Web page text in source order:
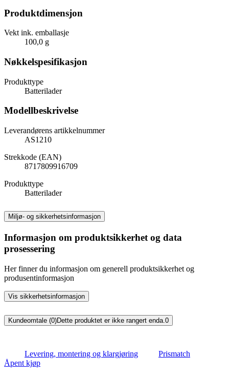
Produktdimensjon
Vekt ink. emballasje
100,0 g
Nøkkelspesifikasjon
Produkttype
Batterilader
Modellbeskrivelse
Leverandørens artikkelnummer
AS1210
Strekkode (EAN)
8717809916709
Produkttype
Batterilader
Miljø- og sikkerhetsinformasjon
Informasjon om produktsikkerhet og data
prosessering
Her finner du informasjon om generell produktsikkerhet og
produsentinformasjon
Vis sikkerhetsinformasjon
Kundeomtale (0)Dette produktet er ikke rangert enda. 0
Levering, montering og klargjøring
Prismatch
Åpent kjøp